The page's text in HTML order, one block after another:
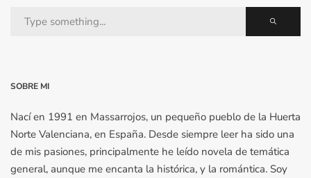
SOBRE MI
Nací en 1991 en Massarrojos, un pequeño pueblo de la Huerta
Norte Valenciana, en España. Desde siempre leer ha sido una
de mis pasiones, principalmente he leído novela de temática
general, aunque me encanta la histórica, y la romántica. Soy